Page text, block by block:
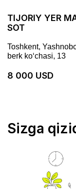
TIJORIY YER
SOT
Toshkent,
berk koʻchasi, 13
8 000 USD
Sizga